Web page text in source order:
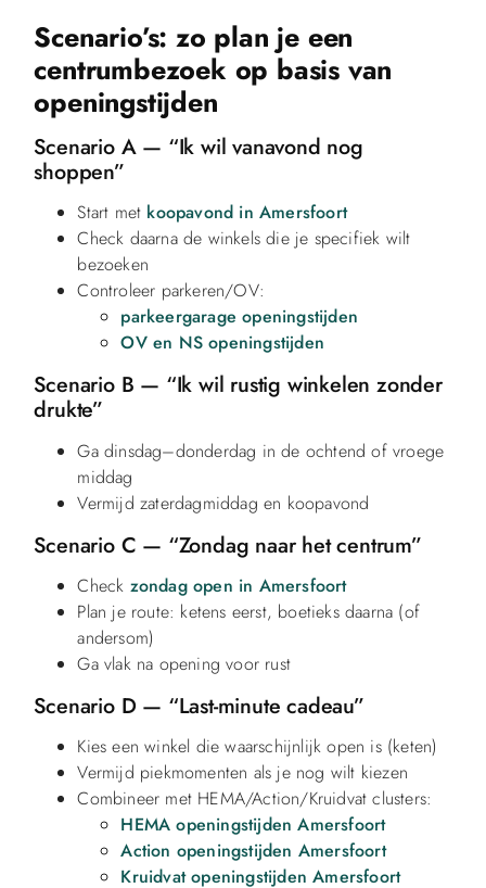
Scenario’s: zo plan je een
centrumbezoek op basis van
openingstijden
Scenario A — “Ik wil vanavond nog
shoppen”
Start met koopavond in Amersfoort
Check daarna de winkels die je specifiek wilt
bezoeken
Controleer parkeren/OV:
parkeergarage openingstijden
OV en NS openingstijden
Scenario B — “Ik wil rustig winkelen zonder
drukte”
Ga dinsdag–donderdag in de ochtend of vroege
middag
Vermijd zaterdagmiddag en koopavond
Scenario C — “Zondag naar het centrum”
Check zondag open in Amersfoort
Plan je route: ketens eerst, boetieks daarna (of
andersom)
Ga vlak na opening voor rust
Scenario D — “Last-minute cadeau”
Kies een winkel die waarschijnlijk open is (keten)
Vermijd piekmomenten als je nog wilt kiezen
Combineer met HEMA/Action/Kruidvat clusters:
HEMA openingstijden Amersfoort
Action openingstijden Amersfoort
Kruidvat openingstijden Amersfoort